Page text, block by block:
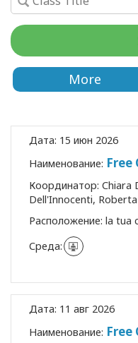
More
Дата: 15 июн 2026
Наименование: Free
Координатор: Chiara
Dell'Innocenti,
Расположение: la tua
Среда:
Дата: 11 авг 2026
Наименование: Free